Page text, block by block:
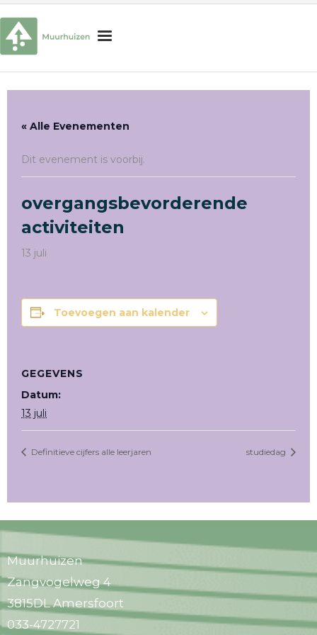
e
Interesse in onze school?
Zoek
naar:
« Alle Evenementen
Dit evenement is voorbij.
overgangsbevorderende
activiteiten
13 juli
Toevoegen aan kalender
GEGEVENS
Datum:
13 juli
Definitieve cijfers alle leerjaren studiedag
Muurhuizen
Zangvogelweg 4
3815DL Amersfoort
033-4727721